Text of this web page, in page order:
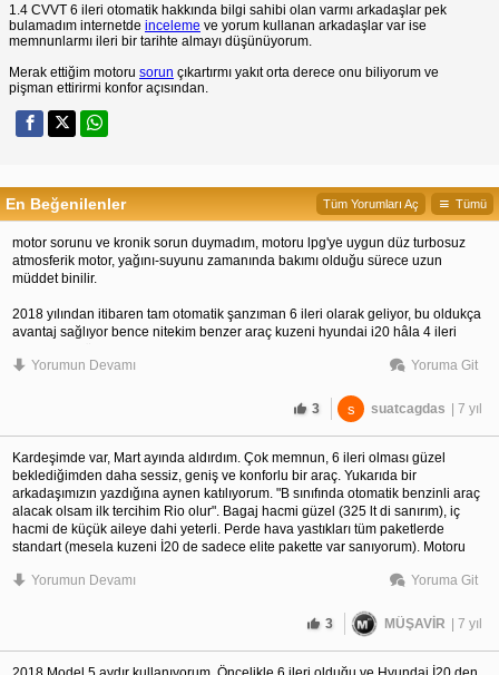
1.4 CVVT 6 ileri otomatik hakkında bilgi sahibi olan varmı arkadaşlar pek
bulamadım internetde inceleme ve yorum kullanan arkadaşlar var ise
memnunlarmı ileri bir tarihte almayı düşünüyorum.
Merak ettiğim motoru sorun çıkartırmı yakıt orta derece onu biliyorum ve
pişman ettirirmi konfor açısından.
En Beğenilenler Tümü
Tüm Yorumları Aç
motor sorunu ve kronik sorun duymadım, motoru lpg'ye uygun düz turbosuz
atmosferik motor, yağını-suyunu zamanında bakımı olduğu sürece uzun
müddet binilir.
2018 yılından itibaren tam otomatik şanzıman 6 ileri olarak geliyor, bu oldukça
avantaj sağlıyor bence nitekim benzer araç kuzeni hyundai i20 hâla 4 ileri
arayanlar için şuan en doğru seçenek budur. birde 2019 model opel corsa var
6 ileri tam otomatik olarak ancak fiyat bi tık daha yukarda. aradaki fiyat farkına
dolu rio tercih edilir boş corsa yerine.
şu aralar kia'da indirim kampanyası vardı rio'lar için, elegance paketi hurda
indirimi ile 95bin lira civarına veriyorlar hocam.
Yorumun Devamı Yoruma Git
3 s suatcagdas | 7 yıl
Kardeşimde var, Mart ayında aldırdım. Çok memnun, 6 ileri olması güzel
beklediğimden daha sessiz, geniş ve konforlu bir araç. Yukarıda bir
arkadaşımızın yazdığına aynen katılıyorum. "B sınıfında otomatik benzinli araç
alacak olsam ilk tercihim Rio olur". Bagaj hacmi güzel (325 lt di sanırım), iç
hacmi de küçük aileye dahi yeterli. Perde hava yastıkları tüm paketlerde
standart (mesela kuzeni İ20 de sadece elite pakette var sanıyorum). Motoru
konvertörlü 6 ileri tam otomatik. Piyasadaki en sağlam şanzımanlardan.
Yorumun Devamı Yoruma Git
3 MÜŞAVİR | 7 yıl